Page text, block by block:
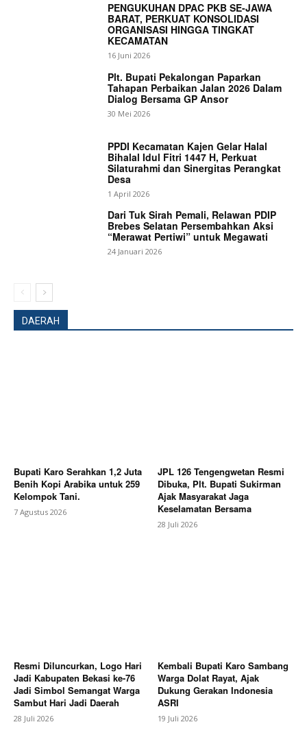
PENGUKUHAN DPAC PKB SE-JAWA
BARAT, PERKUAT KONSOLIDASI
ORGANISASI HINGGA TINGKAT
KECAMATAN
16 Juni 2026
Plt. Bupati Pekalongan Paparkan
Tahapan Perbaikan Jalan 2026 Dalam
Dialog Bersama GP Ansor
30 Mei 2026
PPDI Kecamatan Kajen Gelar Halal
Bihalal Idul Fitri 1447 H, Perkuat
Silaturahmi dan Sinergitas Perangkat
Desa
1 April 2026
Dari Tuk Sirah Pemali, Relawan PDIP
Brebes Selatan Persembahkan Aksi
“Merawat Pertiwi” untuk Megawati
24 Januari 2026
DAERAH
Bupati Karo Serahkan 1,2 Juta
Benih Kopi Arabika untuk 259
Kelompok Tani.
7 Agustus 2026
JPL 126 Tengengwetan Resmi
Dibuka, Plt. Bupati Sukirman
Ajak Masyarakat Jaga
Keselamatan Bersama
28 Juli 2026
Resmi Diluncurkan, Logo Hari
Jadi Kabupaten Bekasi ke-76
Jadi Simbol Semangat Warga
Sambut Hari Jadi Daerah
28 Juli 2026
Kembali Bupati Karo Sambang
Warga Dolat Rayat, Ajak
Dukung Gerakan Indonesia
ASRI
19 Juli 2026